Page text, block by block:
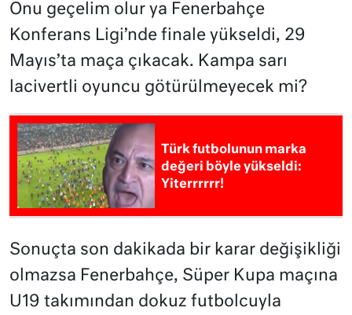
Onu geçelim olur ya Fenerbahçe
Konferans Ligi’nde finale yükseldi, 29
Mayıs’ta maça çıkacak. Kampa sarı
lacivertli oyuncu götürülmeyecek mi?
Türk futbolunun marka
değeri böyle yükseldi:
Yiterrrrrr!
Sonuçta son dakikada bir karar değişikliği
olmazsa Fenerbahçe, Süper Kupa maçına
U19 takımından dokuz futbolcuyla